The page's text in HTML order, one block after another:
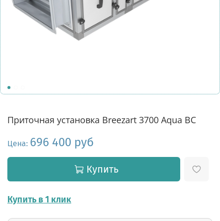
Приточная установка Breezart 3700 Aqua BC
Цена: 696 400 руб
Купить
Купить в 1 клик